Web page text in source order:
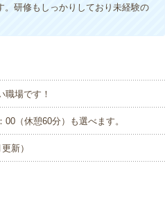
研修もしっかりしており未経験の
場です！
（休憩60分）も選べます。
新）